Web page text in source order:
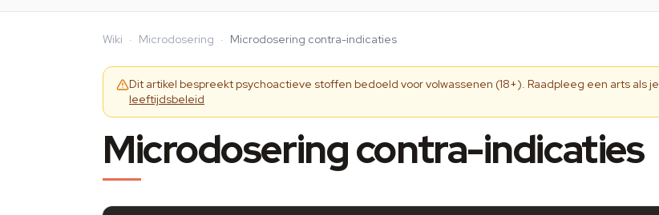
Wiki · Microdosering · Microdosering contra-indicaties
Dit artikel bespreekt psychoactieve stoffen bedoeld voor volwassenen (18+). Raadpleeg een arts als
leeftijdsbeleid
Microdosering contra-indicaties